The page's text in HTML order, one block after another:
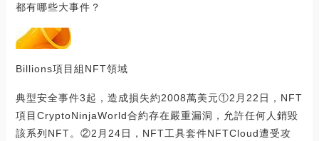
都有哪些大事件？
Billions項目組NFT領域
典型安全事件3起，造成損失約2008萬美元①2月22日，NFT
項目CryptoNinjaWorld合約存在嚴重漏洞，允許任何人銷毀
該系列NFT。②2月24日，NFT工具套件NFTCloud遭受攻